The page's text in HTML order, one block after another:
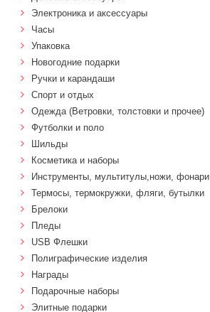
Электроника и аксессуары
Часы
Упаковка
Новогодние подарки
Ручки и карандаши
Спорт и отдых
Одежда (Ветровки, толстовки и прочее)
Футболки и поло
Шильды
Косметика и наборы
Инструменты, мультитулы,ножи, фонари
Термосы, термокружки, фляги, бутылки
Брелоки
Пледы
USB Флешки
Полиграфические изделия
Награды
Подарочные наборы
Элитные подарки